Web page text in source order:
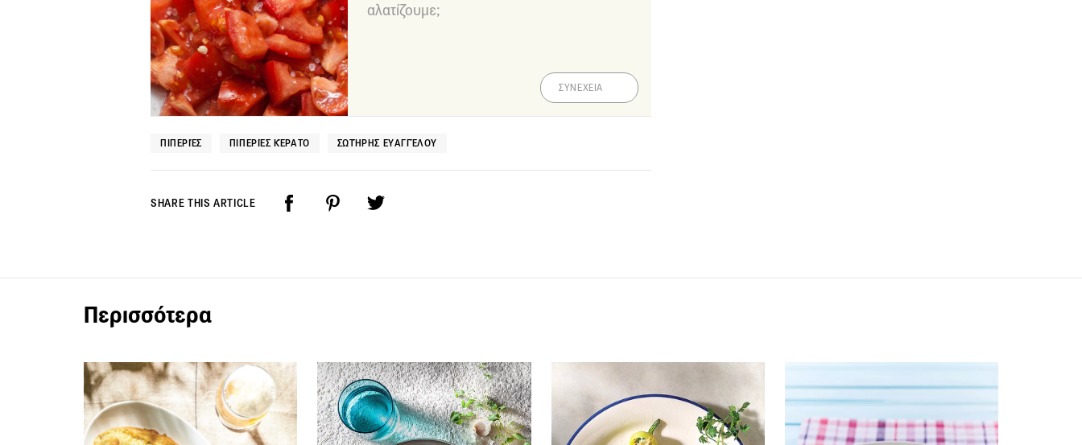
αλατίζουμε;
ΣΥΝΕΧΕΙΑ
ΠΙΠΕΡΙΈΣ ΠΙΠΕΡΙΈΣ ΚΈΡΑΤΟ ΣΩΤΉΡΗΣ ΕΥΑΓΓΈΛΟΥ
SHARE THIS ARTICLE
Περισσότερα